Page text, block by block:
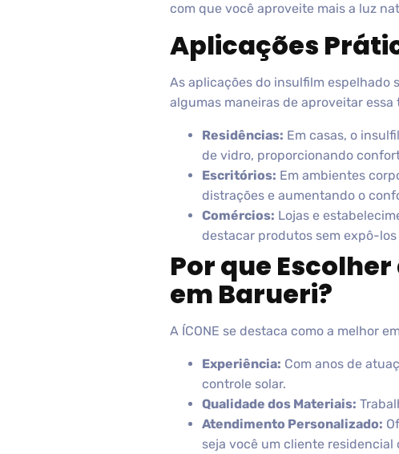
com que você aproveite mais a luz
Aplicações
As aplicações do insulfilm espelhado
algumas maneiras de aproveitar essa
Residências: Em casas, o
de vidro, proporcionando
Escritórios: Em ambientes
distrações e aumentando o
Comércios: Lojas e
destacar produtos sem expô-
Por que
em Barueri?
A ÍCONE se destaca como a melhor
Experiência: Com anos de
controle solar.
Qualidade dos Materiais:
Atendimento Personalizado:
seja você um cliente residencial